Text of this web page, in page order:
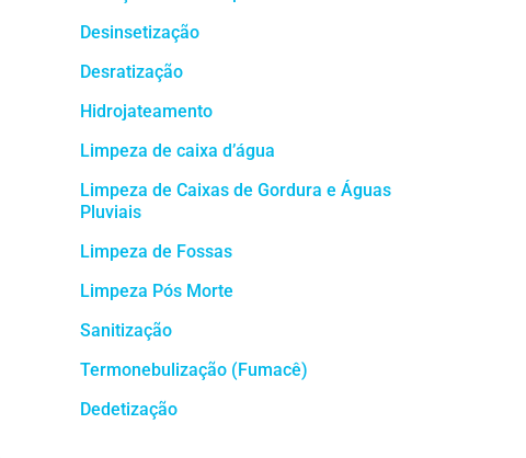
Desinsetização
Desratização
Hidrojateamento
Limpeza de caixa d’água
Limpeza de Caixas de Gordura e Águas
Pluviais
Limpeza de Fossas
Limpeza Pós Morte
Sanitização
Termonebulização (Fumacê)
Dedetização